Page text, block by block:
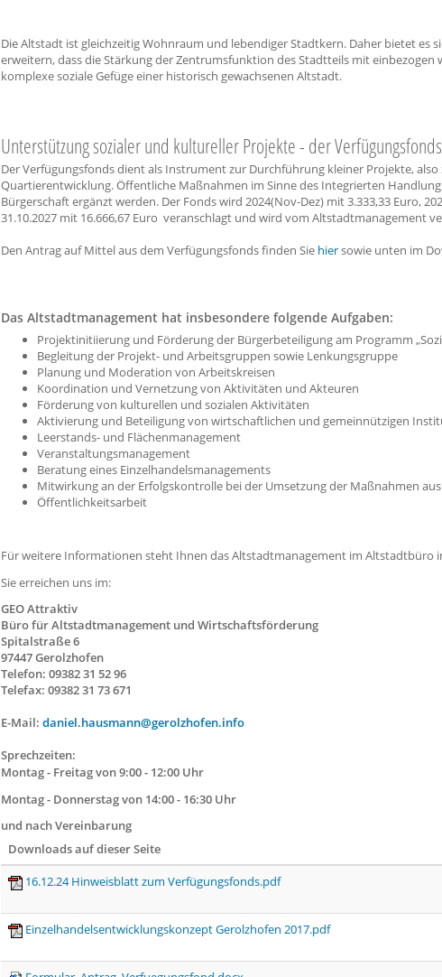
Die Altstadt ist gleichzeitig Wohnraum und lebendiger Stadtkern. Daher bietet es
erweitern, dass die Stärkung der Zentrumsfunktion des Stadtteils mit
komplexe soziale Gefüge einer historisch gewachsenen Altstadt.
Unterstützung sozialer und kultureller Projekte - der Verfügungsfonds
Der Verfügungsfonds dient als Instrument zur Durchführung kleiner Projekte,
Quartierentwicklung. Öffentliche Maßnahmen im Sinne des Integrierten
Bürgerschaft ergänzt werden. Der Fonds wird 2024(Nov-Dez) mit 3.333,33 Euro,
31.10.2027 mit 16.666,67 Euro veranschlagt und wird vom Altstadtmanagement
Den Antrag auf Mittel aus dem Verfügungsfonds finden Sie hiersowie unten im
Das Altstadtmanagement hat insbesondere folgende Aufgaben:
Projektinitiierung und Förderung der Bürgerbeteiligung am Programm
Begleitung der Projekt- und Arbeitsgruppen sowie Lenkungsgruppe
Planung und Moderation von Arbeitskreisen
Koordination und Vernetzung von Aktivitäten und Akteuren
Förderung von kulturellen und sozialen Aktivitäten
Aktivierung und Beteiligung von wirtschaftlichen und gemeinnützigen
Leerstands- und Flächenmanagement
Veranstaltungsmanagement
Beratung eines Einzelhandelsmanagements
Mitwirkung an der Erfolgskontrolle bei der Umsetzung der
Öffentlichkeitsarbeit
Für weitere Informationen steht Ihnen das Altstadtmanagement im Altstadtbüro
Sie erreichen uns im:
GEO Attraktiv
Büro für Altstadtmanagement und Wirtschaftsförderung
Spitalstraße 6
97447 Gerolzhofen
Telefon: 09382 31 52 96
Telefax: 09382 31 73 671
E-Mail: daniel.hausmann@gerolzhofen.info
Sprechzeiten:
Montag - Freitag von 9:00 - 12:00 Uhr
Montag - Donnerstag von 14:00 - 16:30 Uhr
und nach Vereinbarung
Downloads auf dieser Seite
16.12.24 Hinweisblatt zum Verfügungsfonds.pdf
Einzelhandelsentwicklungskonzept Gerolzhofen 2017.pdf